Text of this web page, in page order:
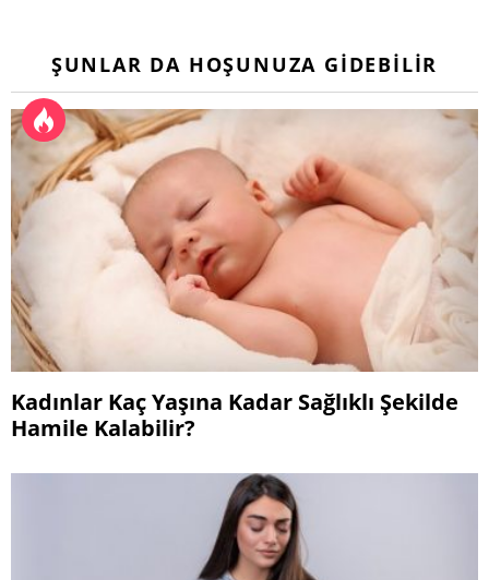
ŞUNLAR DA HOŞUNUZA GIDEBILIR
Kadınlar Kaç Yaşına Kadar Sağlıklı Şekilde
Hamile Kalabilir?